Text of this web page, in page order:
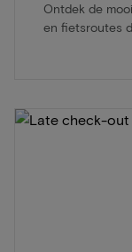
Ontdek de
en fietsroutes